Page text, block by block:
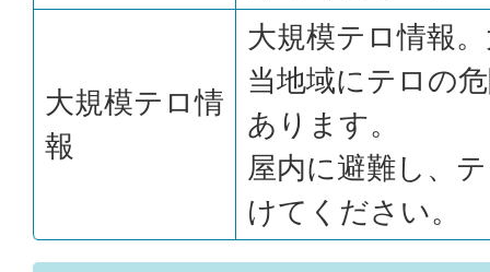
大規模テロ情
報
大規模テロ情報
当地域にテロの
あります。
屋内に避難し、
けてください。